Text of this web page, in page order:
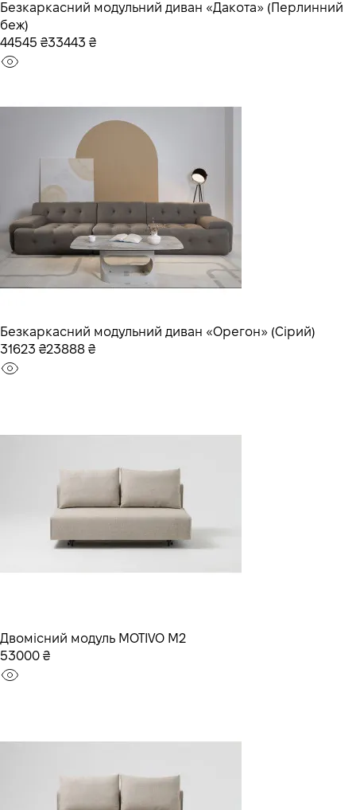
Безкаркасний модульний диван «Дакота» (Перлинний
беж)
44545 ₴33443 ₴
Безкаркасний модульний диван «Орегон» (Сірий)
31623 ₴23888 ₴
Двомісний модуль MOTIVO M2
53000 ₴